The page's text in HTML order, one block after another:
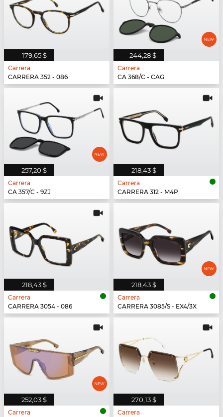
179,65 $
Carrera
CARRERA 352 - 086
244,28 $
Carrera
CA 368/C - CAG
257,20 $
Carrera
CA 357/C - 9ZJ
218,43 $
Carrera
CARRERA 312 - M4P
218,43 $
Carrera
CARRERA 3054 - 086
218,43 $
Carrera
CARRERA 3085/S - EX4/3X
252,03 $
Carrera
270,13 $
Carrera